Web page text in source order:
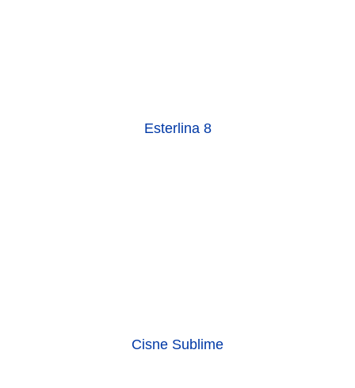
Esterlina 8
Cisne Sublime